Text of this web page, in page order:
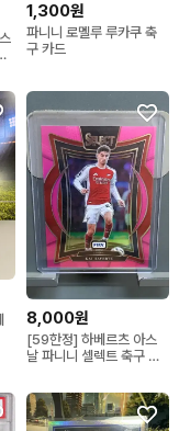
1,300원
파니니 로멜루 루카쿠 축
구 카드
8,000원
[59한정] 하베르츠 아스
날 파니니 셀렉트 축구 카